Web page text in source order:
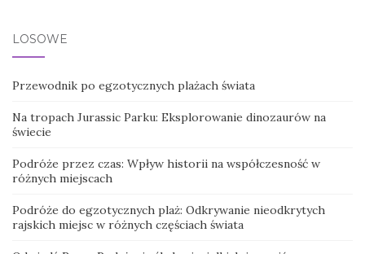
LOSOWE
Przewodnik po egzotycznych plażach świata
Na tropach Jurassic Parku: Eksplorowanie dinozaurów na
świecie
Podróże przez czas: Wpływ historii na współczesność w
różnych miejscach
Podróże do egzotycznych plaż: Odkrywanie nieodkrytych
rajskich miejsc w różnych częściach świata